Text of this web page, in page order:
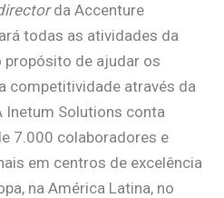
da Accenture
todas as atividades da
propósito de ajudar os
competitividade através da
Solutions conta
7.000 colaboradores e
em centros de excelência
na América Latina, no